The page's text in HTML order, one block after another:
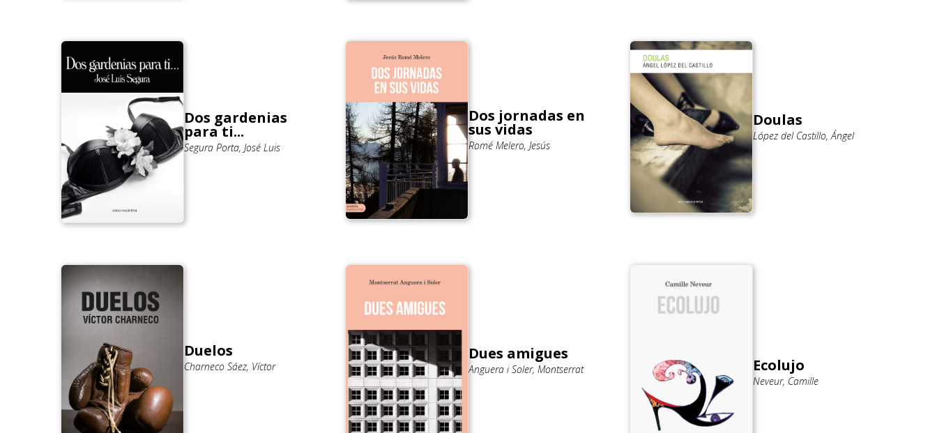
Dos gardenias
para ti...
Segura Porta, José Luis
Dos jornadas en
sus vidas
Romé Melero, Jesús
Doulas
López del Castillo, Ángel
Duelos
Charneco Sáez, Víctor
Dues amigues
Anguera i Soler, Montserrat Ecolujo
Neveur, Camille